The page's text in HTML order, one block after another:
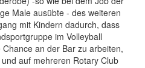
Male ausübte - des weiteren
mit Kindern dadurch, dass
im Volleyball
an der Bar zu arbeiten,
auf mehreren Rotary Club